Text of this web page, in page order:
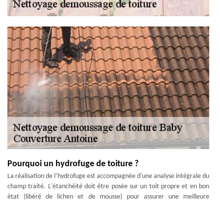
Pourquoi un hydrofuge de toiture ?
La réalisation de l’hydrofuge est accompagnée d'une analyse intégrale du
champ traité. L'étanchéité doit être posée sur un toit propre et en bon
état (libéré de lichen et de mousse) pour assurer une meilleure